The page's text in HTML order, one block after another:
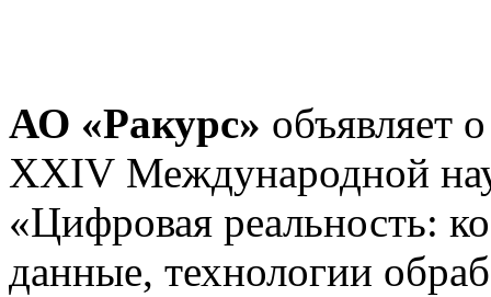
АО «Ракурс» объявляет
XXIV Международной
«Цифровая реальность:
данные, технологии